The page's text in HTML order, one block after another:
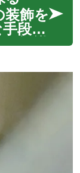
たイ
とと
を進化
装飾を
段と
て認識
ン
使っ
て個
古く
おい